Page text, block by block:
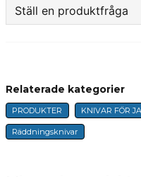
Ställ en produktfråga
name
Namn
email
Relaterade kategorier
PRODUKTER KNIVAR FÖR
Räddningsknivar